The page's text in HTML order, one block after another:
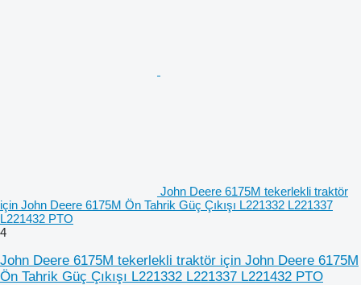
John Deere 6175M tekerlekli traktör
için John Deere 6175M Ön Tahrik Güç Çıkışı L221332 L221337
L221432 PTO
4
John Deere 6175M tekerlekli traktör için John Deere 6175M
Ön Tahrik Güç Çıkışı L221332 L221337 L221432 PTO